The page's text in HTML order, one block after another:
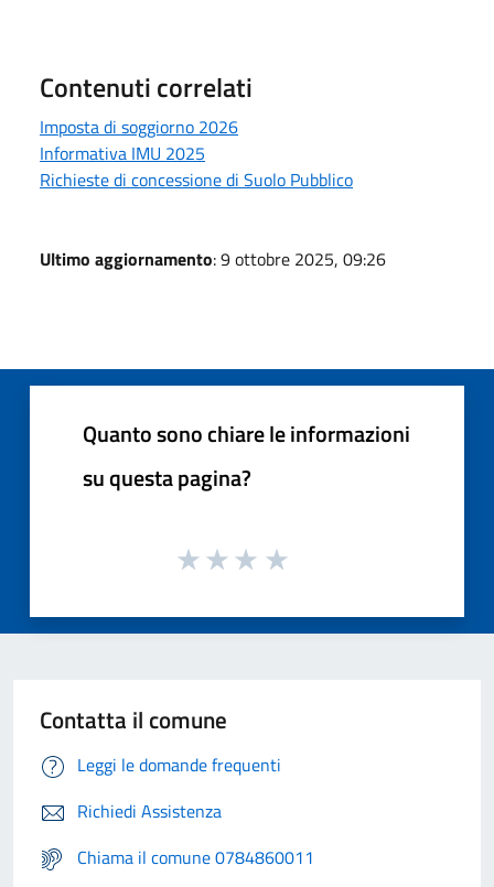
Contenuti correlati
Imposta di soggiorno 2026
Informativa IMU 2025
Richieste di concessione di Suolo Pubblico
Ultimo aggiornamento: 9 ottobre 2025, 09:26
Quanto sono chiare le informazioni
su questa pagina?
Contatta il comune
Leggi le domande frequenti
Richiedi Assistenza
Chiama il comune 0784860011